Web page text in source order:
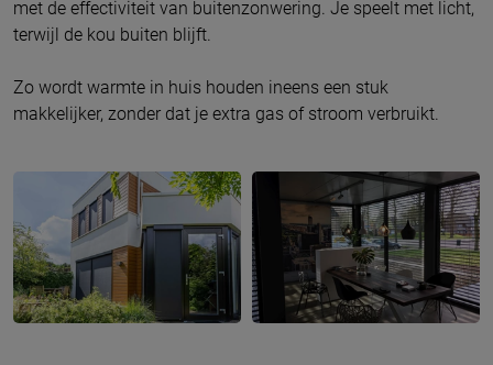
met de effectiviteit van buitenzonwering. Je speelt met licht,
terwijl de kou buiten blijft.
Zo wordt warmte in huis houden ineens een stuk
makkelijker, zonder dat je extra gas of stroom verbruikt.